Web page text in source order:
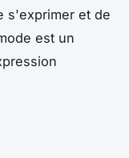
s'exprimer et de
est un